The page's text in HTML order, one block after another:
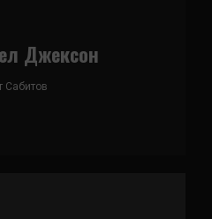
Джексон
Сабитов